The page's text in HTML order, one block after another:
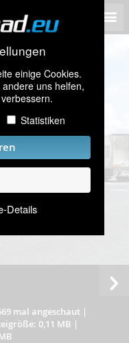
einige Cookies.
uns helfen,
Statistiken
Details
mal angeschaut|
0,11 MB |